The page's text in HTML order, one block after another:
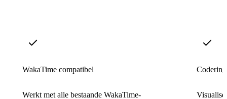
WakaTime compatibel
Werkt met alle bestaande WakaTime-